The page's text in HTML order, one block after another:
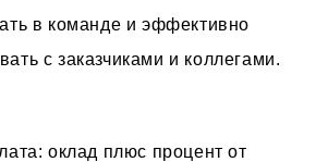
в команде и эффективно
с заказчиками и коллегами.
оклад плюс процент от